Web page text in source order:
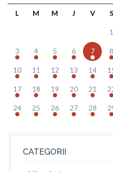
L M M J V S
1
3 4 5 6 7 8
10 11 12 13 14
17 18 19 20 21
24 25 26 27 28
CATEGORII